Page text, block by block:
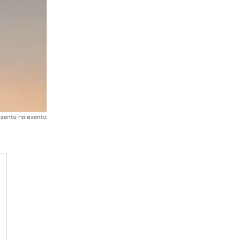
no evento